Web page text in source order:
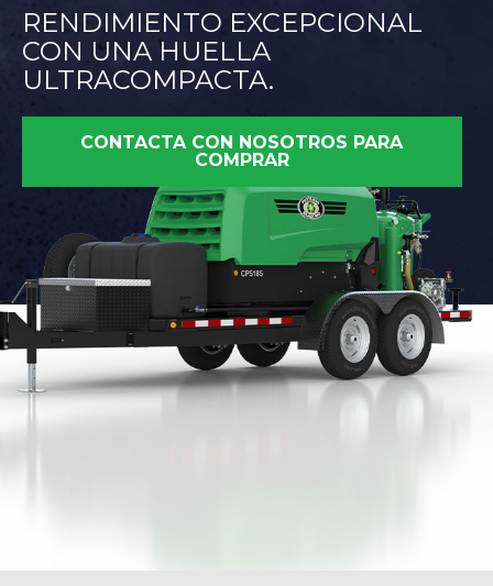
RENDIMIENTO EXCEPCIONAL
CON UNA HUELLA
ULTRACOMPACTA.
CONTACTA CON NOSOTROS PARA
COMPRAR